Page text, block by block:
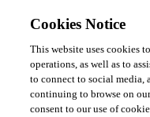
Cookies Notice
This website uses cookies
operations, as well as to
to connect to social media,
continuing to browse on
consent to our use of